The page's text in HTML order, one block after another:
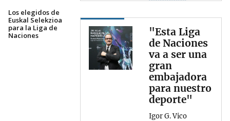
Los elegidos de
Euskal Selekzioa
para la Liga de
Naciones
"Esta Liga
de Naciones
va a ser una
gran
embajadora
para nuestro
deporte"
Igor G. Vico